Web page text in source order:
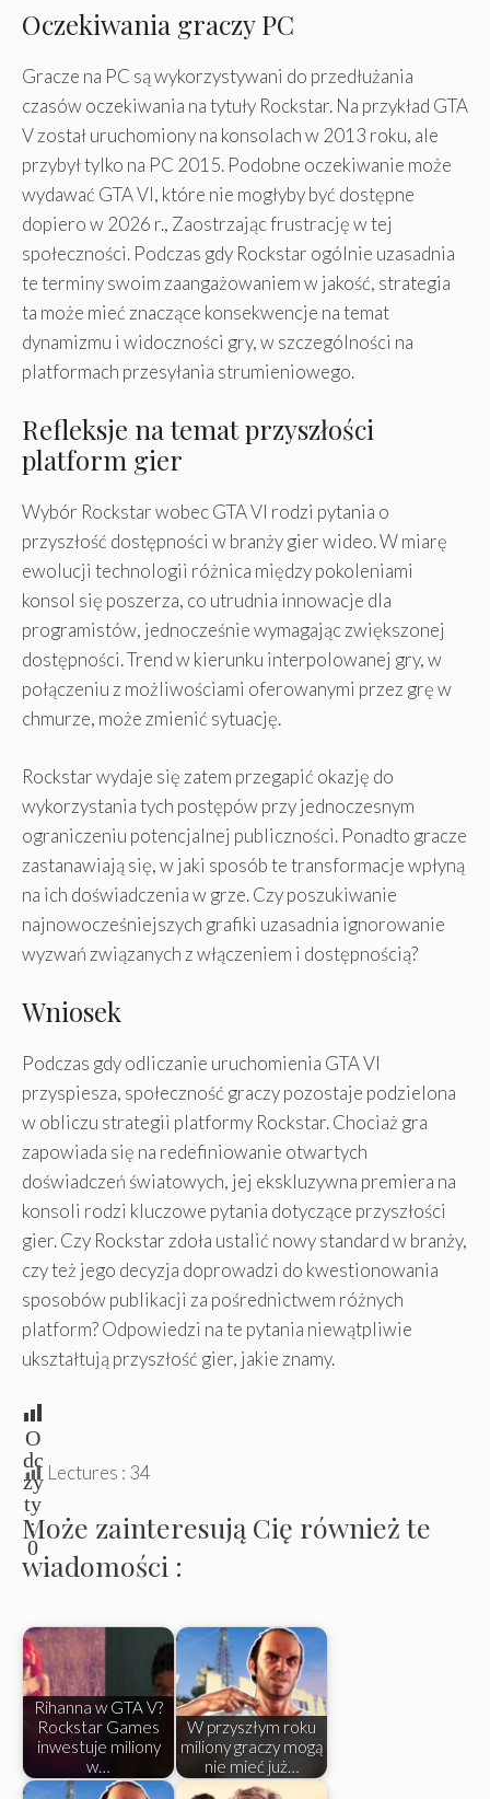
Oczekiwania graczy PC
Gracze na PC są wykorzystywani do przedłużania
czasów oczekiwania na tytuły Rockstar. Na przykład GTA
V został uruchomiony na konsolach w 2013 roku, ale
przybył tylko na PC 2015. Podobne oczekiwanie może
wydawać GTA VI, które nie mogłyby być dostępne
dopiero w 2026 r., Zaostrzając frustrację w tej
społeczności. Podczas gdy Rockstar ogólnie uzasadnia
te terminy swoim zaangażowaniem w jakość, strategia
ta może mieć znaczące konsekwencje na temat
dynamizmu i widoczności gry, w szczególności na
platformach przesyłania strumieniowego.
Refleksje na temat przyszłości
platform gier
Wybór Rockstar wobec GTA VI rodzi pytania o
przyszłość dostępności w branży gier wideo. W miarę
ewolucji technologii różnica między pokoleniami
konsol się poszerza, co utrudnia innowacje dla
programistów, jednocześnie wymagając zwiększonej
dostępności. Trend w kierunku interpolowanej gry, w
połączeniu z możliwościami oferowanymi przez grę w
chmurze, może zmienić sytuację.
Rockstar wydaje się zatem przegapić okazję do
wykorzystania tych postępów przy jednoczesnym
ograniczeniu potencjalnej publiczności. Ponadto gracze
zastanawiają się, w jaki sposób te transformacje wpłyną
na ich doświadczenia w grze. Czy poszukiwanie
najnowocześniejszych grafiki uzasadnia ignorowanie
wyzwań związanych z włączeniem i dostępnością?
Wniosek
Podczas gdy odliczanie uruchomienia GTA VI
przyspiesza, społeczność graczy pozostaje podzielona
w obliczu strategii platformy Rockstar. Chociaż gra
zapowiada się na redefiniowanie otwartych
doświadczeń światowych, jej ekskluzywna premiera na
konsoli rodzi kluczowe pytania dotyczące przyszłości
gier. Czy Rockstar zdoła ustalić nowy standard w branży,
czy też jego decyzja doprowadzi do kwestionowania
sposobów publikacji za pośrednictwem różnych
platform? Odpowiedzi na te pytania niewątpliwie
ukształtują przyszłość gier, jakie znamy.
O
dc
zy
ty
:
0
Lectures : 34
Może zainteresują Cię również te
wiadomości :
Rihanna w GTA V?
Rockstar Games
inwestuje miliony
w…
W przyszłym roku
miliony graczy mogą
nie mieć już…